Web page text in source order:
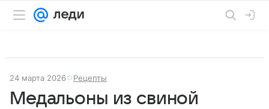
24 марта 2026 Рецепты
Медальоны из свиной